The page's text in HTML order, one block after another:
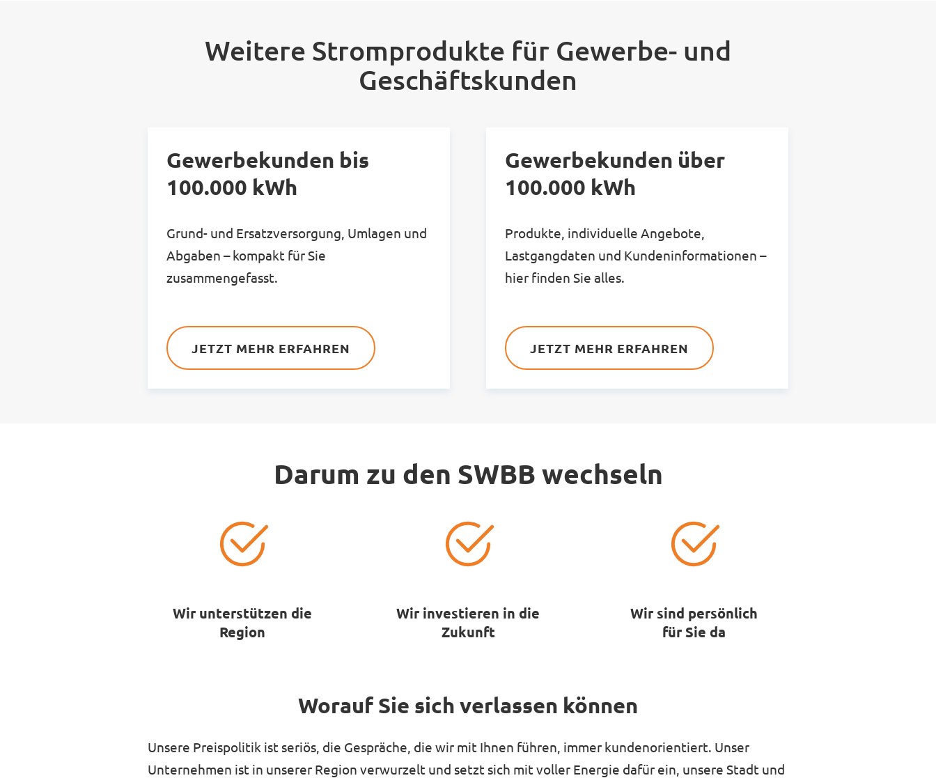
Weitere Stromprodukte für Gewerbe- und
Geschäftskunden
Gewerbekunden bis
100.000 kWh
Grund- und Ersatzversorgung, Umlagen und
Abgaben – kompakt für Sie
zusammengefasst.
JETZT MEHR ERFAHREN
Gewerbekunden über
100.000 kWh
Produkte, individuelle Angebote,
Lastgangdaten und Kundeninformationen –
hier finden Sie alles.
JETZT MEHR ERFAHREN
Darum zu den SWBB wechseln
Wir unterstützen die
Region
Wir investieren in die
Zukunft
Wir sind persönlich
für Sie da
Worauf Sie sich verlassen können
Unsere Preispolitik ist seriös, die Gespräche, die wir mit Ihnen führen, immer kundenorientiert. Unser
Unternehmen ist in unserer Region verwurzelt und setzt sich mit voller Energie dafür ein, unsere Stadt und